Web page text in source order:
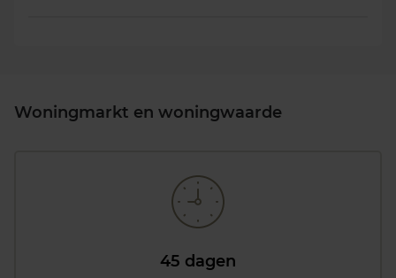
Woningmarkt en woningwaarde
45 dagen